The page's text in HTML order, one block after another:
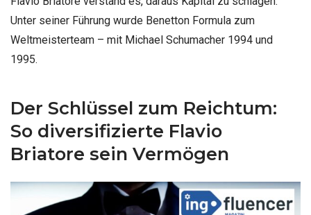
Unter seiner Führung wurde Benetton Formula zum
Weltmeisterteam – mit Michael Schumacher 1994 und
1995.
Der Schlüssel zum Reichtum:
So diversifizierte Flavio
Briatore sein Vermögen